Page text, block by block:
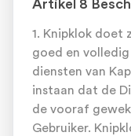
Artikel 8
1. Knipklok doet
goed en
diensten van
instaan dat de
de vooraf
Gebruiker.